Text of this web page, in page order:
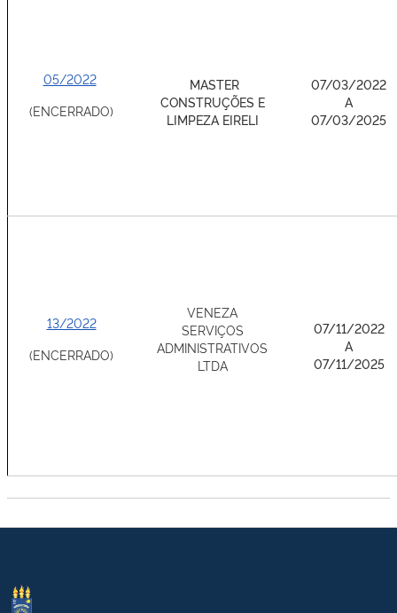
05/2022
(ENCERRADO)
MASTER
CONSTRUÇÕES E
LIMPEZA EIRELI
07/03/2022
A
07/03/2025
13/2022
(ENCERRADO)
VENEZA
SERVIÇOS
ADMINISTRATIVOS
LTDA
07/11/2022
A
07/11/2025